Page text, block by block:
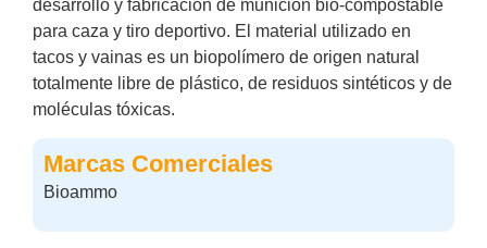
desarrollo y fabricación de munición bio-compostable
para caza y tiro deportivo. El material utilizado en
tacos y vainas es un biopolímero de origen natural
totalmente libre de plástico, de residuos sintéticos y de
moléculas tóxicas.
Marcas Comerciales
Bioammo